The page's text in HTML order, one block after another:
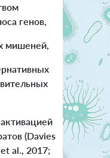
генов,
мишеней,
(Davies
al., 2017;